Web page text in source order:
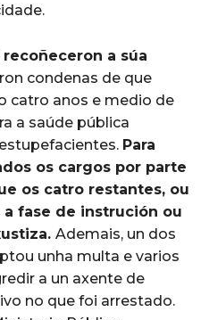
recoñeceron a súa
condenas de que
catro anos e medio de
a saúde pública
Para
os cargos por parte
os catro restantes, ou
fase de instrución ou
Ademais, un dos
unha multa e varios
a un axente de
no que foi arrestado.